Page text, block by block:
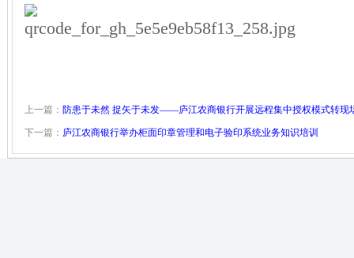
上一篇： 防患于未然 捉矢于未发——庐江农商银行开展远程集中授权模式转现
下一篇： 庐江农商银行举办柜面印章管理和电子验印系统业务知识培训